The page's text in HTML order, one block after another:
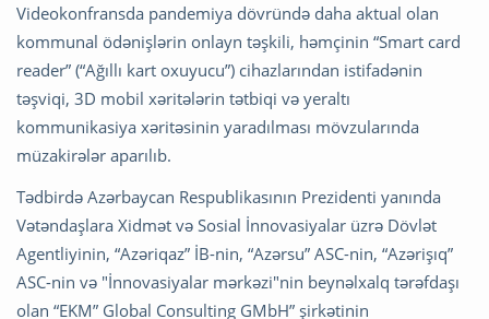
Videokonfransda pandemiya dövründə daha aktual olan
kommunal ödənişlərin onlayn təşkili, həmçinin “Smart card
reader” (“Ağıllı kart oxuyucu”) cihazlarından istifadənin
təşviqi, 3D mobil xəritələrin tətbiqi və yeraltı
kommunikasiya xəritəsinin yaradılması mövzularında
müzakirələr aparılıb.
Tədbirdə Azərbaycan Respublikasının Prezidenti yanında
Vətəndaşlara Xidmət və Sosial İnnovasiyalar üzrə Dövlət
Agentliyinin, “Azəriqaz” İB-nin, “Azərsu” ASC-nin, “Azərişıq”
ASC-nin və "İnnovasiyalar mərkəzi"nin beynəlxalq tərəfdaşı
olan “EKM” Global Consulting GMbH” şirkətinin